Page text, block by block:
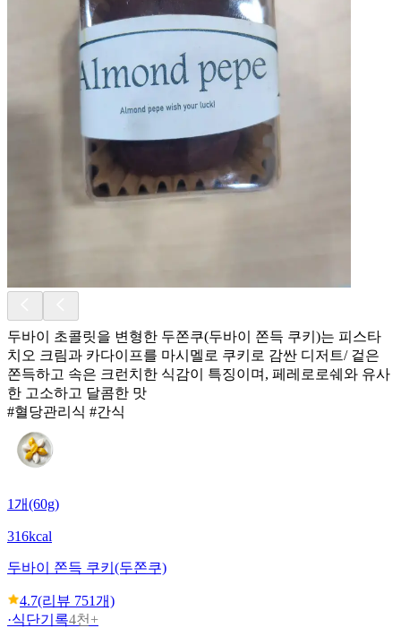
두바이 초콜릿을 변형한 두쫀쿠(두바이 쫀득 쿠키)는 피스타
치오 크림과 카다이프를 마시멜로 쿠키로 감싼 디저트/ 겉은
쫀득하고 속은 크런치한 식감이 특징이며, 페레로로쉐와 유사
한 고소하고 달콤한 맛
#혈당관리식 #간식
1개(60g)
316kcal
두바이 쫀득 쿠키(두쫀쿠)
4.7(리뷰 751개)
·식단기록4천+